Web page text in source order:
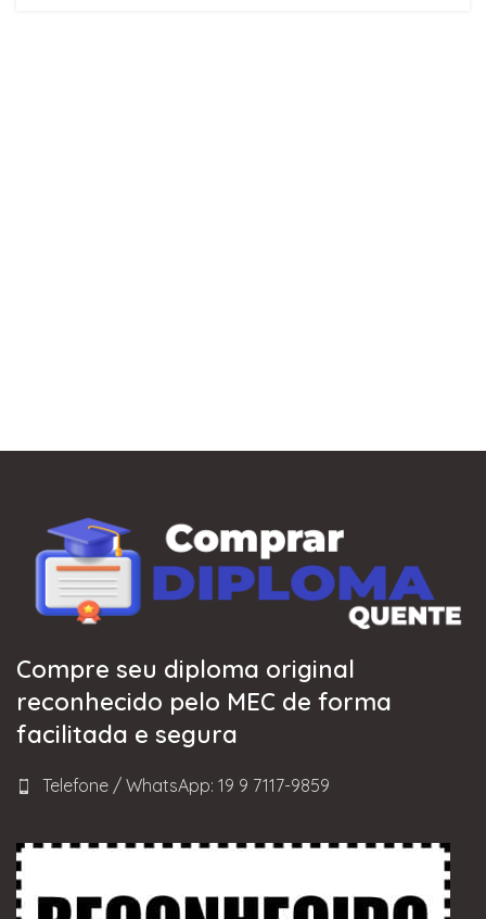
Compre seu diploma original
reconhecido pelo MEC de forma
facilitada e segura
Telefone / WhatsApp: 19 9 7117-9859